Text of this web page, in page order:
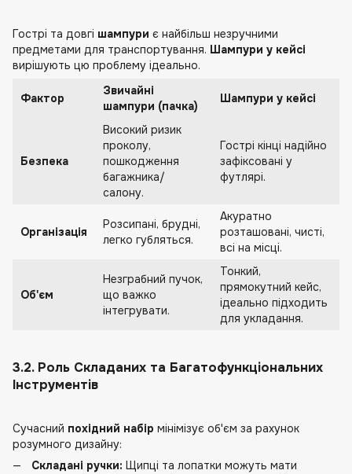
Гострі та довгі шампури є найбільш незручними
предметами для транспортування. Шампури у кейсі
вирішують цю проблему ідеально.
Фактор
Звичайні
шампури (пачка)
Шампури у кейсі
Безпека
Високий ризик
проколу,
пошкодження
багажника/
салону.
Гострі кінці надійно
зафіксовані у
футлярі.
Організація
Розсипані, брудні,
легко губляться.
Акуратно
розташовані, чисті,
всі на місці.
Об'єм
Незграбний пучок,
що важко
інтегрувати.
Тонкий,
прямокутний кейс,
ідеально підходить
для укладання.
3.2. Роль Складаних та Багатофункціональних
Інструментів
Сучасний похідний набір мінімізує об'єм за рахунок
розумного дизайну:
Складані ручки: Щипці та лопатки можуть мати